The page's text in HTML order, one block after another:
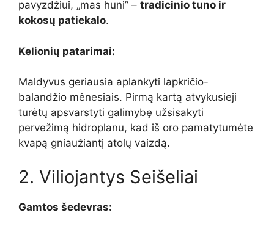
pavyzdžiui, „mas huni” – tradicinio tuno ir
kokosų patiekalo.
Kelionių patarimai:
Maldyvus geriausia aplankyti lapkričio-
balandžio mėnesiais. Pirmą kartą atvykusieji
turėtų apsvarstyti galimybę užsisakyti
pervežimą hidroplanu, kad iš oro pamatytumėte
kvapą gniaužiantį atolų vaizdą.
2. Viliojantys Seišeliai
Gamtos šedevras: